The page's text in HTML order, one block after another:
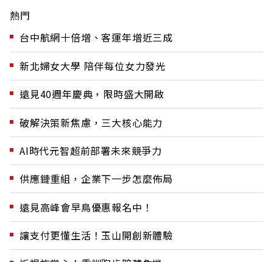
熱門
台中航網十倍增、客運年增近三成
新北婦女大學 陪伴每位女力發光
遠見40週年慶典，限時盛大開啟
破解決策新焦慮，三大核心能力
AI時代元智超前部署未來競爭力
供應鏈重組，企業下一步怎麼佈局
遠見高峰會早鳥優惠報名中！
讓支付更懂生活！玉山開創新體驗